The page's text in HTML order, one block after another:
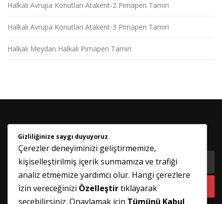
Halkalı Avrupa Konutları Atakent-2 Pimapen Tamiri
Halkalı Avrupa Konutları Atakent-3 Pimapen Tamiri
Halkalı Meydan Halkalı Pimapen Tamiri
HABER BÜLTENIMIZE KATILIN
Gizliliğinize saygı duyuyoruz
Çerezler deneyiminizi geliştirmemize,
kişiselleştirilmiş içerik sunmamıza ve trafiği
analiz etmemize yardımcı olur. Hangi çerezlere
izin vereceğinizi Özelleştirtıklayarak
seçebilirsiniz. Onaylamak için Tümünü Kabul